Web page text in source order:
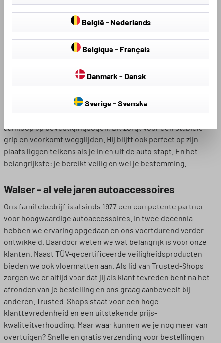
Het doel is om de vloer van je auto voor lange tijd te
beschermen. Naast visuele voordelen mogen ook
veiligheidsaspecten niet worden verwaarloosd. Vloermatten
dienen alleen om de vloer van de auto te beschermen?
Verkeerd idee! Ze zorgen ook voor een stabiele ondergrond.
Maar dat doen ze alleen als de matten niet wegglijden. Tijdens
het rijden moet de vloermat stevig op zijn plaats liggen en
niet onder je rempedaal wegglijden. De mat kan je rempedaal
blokkeren en een succesvolle noodstop verhinderen. Let bij
aankoop op bevestigingsogen. Dit zorgt voor een stabiele
grip en voorkomt wegglijden. Hij blijft ook perfect op zijn
plaats liggen telkens als je in en uit de auto stapt. En het
belangrijkste: je bereikt veilig en wel je bestemming.
Walser - al vele jaren autoaccessoires
Ons familiebedrijf is al sinds 1977 een competente partner
voor hoogwaardige autoaccessoires. In twee decennia
hebben we ervaring opgedaan en ons voortdurend verder
ontwikkeld. Daardoor weten we wat belangrijk is voor onze
klanten. Naast TÜV-gecertificeerde veiligheidsproducten
bieden we ook vloermatten aan. Als lid van Trusted-Shops
zorgen we er altijd voor dat jij als klant tevreden bent na het
afronden van je bestelling en ons graag aanbeveelt bij
anderen. Trusted-Shops staat voor een hoge
klanttevredenheid en een uitstekende prijs-
kwaliteitverhouding. Maar waar kunnen we je nog meer van
overtuigen? Snelle en gratis verzending voor bestellingen
België - Nederlands
Belgique - Français
Danmark - Dansk
Sverige - Svenska